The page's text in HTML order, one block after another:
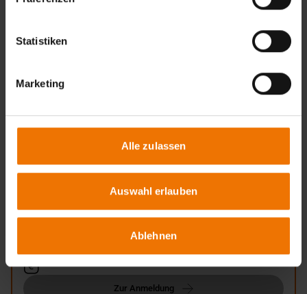
Statistiken
Marketing
Alle zulassen
Auswahl erlauben
Ablehnen
Anfragen
Zur Anmeldung